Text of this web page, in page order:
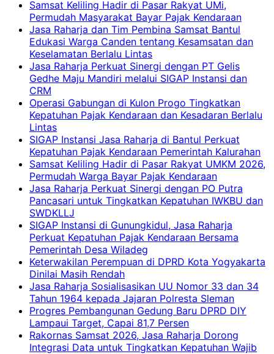
Samsat Keliling Hadir di Pasar Rakyat UMi,
Permudah Masyarakat Bayar Pajak Kendaraan
Jasa Raharja dan Tim Pembina Samsat Bantul
Edukasi Warga Canden tentang Kesamsatan dan
Keselamatan Berlalu Lintas
Jasa Raharja Perkuat Sinergi dengan PT Gelis
Gedhe Maju Mandiri melalui SIGAP Instansi dan
CRM
Operasi Gabungan di Kulon Progo Tingkatkan
Kepatuhan Pajak Kendaraan dan Kesadaran Berlalu
Lintas
SIGAP Instansi Jasa Raharja di Bantul Perkuat
Kepatuhan Pajak Kendaraan Pemerintah Kalurahan
Samsat Keliling Hadir di Pasar Rakyat UMKM 2026,
Permudah Warga Bayar Pajak Kendaraan
Jasa Raharja Perkuat Sinergi dengan PO Putra
Pancasari untuk Tingkatkan Kepatuhan IWKBU dan
SWDKLLJ
SIGAP Instansi di Gunungkidul, Jasa Raharja
Perkuat Kepatuhan Pajak Kendaraan Bersama
Pemerintah Desa Wiladeg
Keterwakilan Perempuan di DPRD Kota Yogyakarta
Dinilai Masih Rendah
Jasa Raharja Sosialisasikan UU Nomor 33 dan 34
Tahun 1964 kepada Jajaran Polresta Sleman
Progres Pembangunan Gedung Baru DPRD DIY
Lampaui Target, Capai 81,7 Persen
Rakornas Samsat 2026, Jasa Raharja Dorong
Integrasi Data untuk Tingkatkan Kepatuhan Wajib